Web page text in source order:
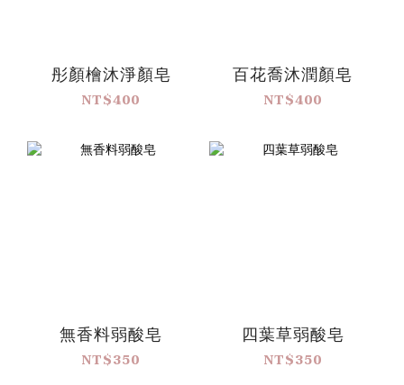
彤顏檜沐淨顏皂
NT$400
百花喬沐潤顏皂
NT$400
無香料弱酸皂
NT$350
四葉草弱酸皂
NT$350